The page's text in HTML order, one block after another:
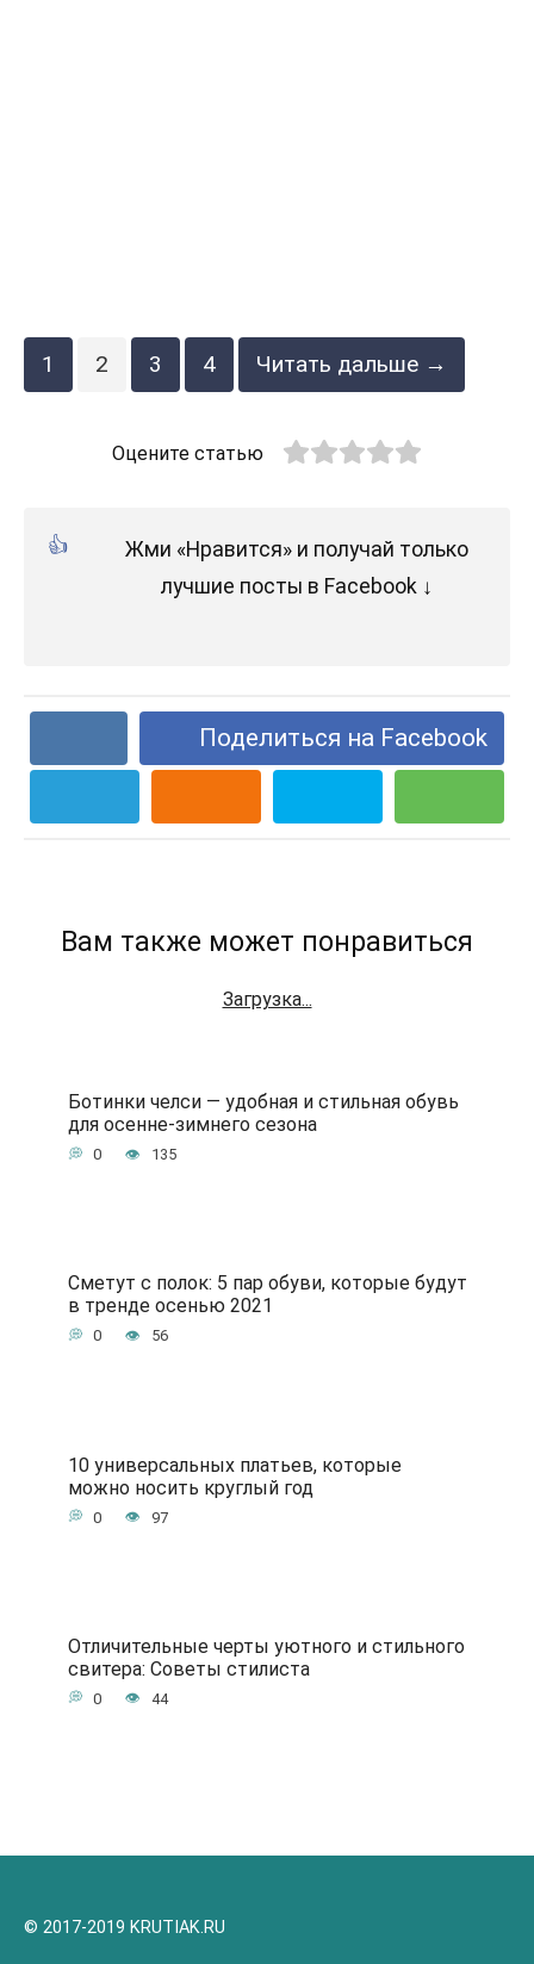
1 2 3 4 Читать дальше →
Оцените статью
Жми «Нравится» и получай только
лучшие посты в Facebook ↓
Поделиться на Facebook
Вам также может понравиться
Загрузка...
Ботинки челси — удобная и стильная обувь
для осенне-зимнего сезона
0 135
Сметут с полок: 5 пар обуви, которые будут
в тренде осенью 2021
0 56
10 универсальных платьев, которые
можно носить круглый год
0 97
Отличительные черты уютного и стильного
свитера: Советы стилиста
0 44
© 2017-2019 KRUTIAK.RU